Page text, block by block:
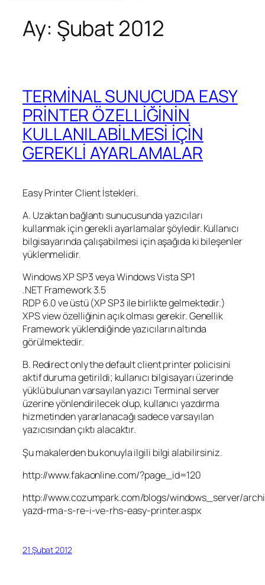
Ay: Şubat 2012
TERMİNAL SUNUCUDA EASY
PRİNTER ÖZELLİĞİNİN
KULLANILABİLMESİ İÇİN
GEREKLİ AYARLAMALAR
Easy Printer Client İstekleri.
A. Uzaktan bağlantı sunucusunda yazıcıları
kullanmak için gerekli ayarlamalar şöyledir. Kullanıcı
bilgisayarında çalışabilmesi için aşağıda ki bileşenler
yüklenmelidir.
Windows XP SP3 veya Windows Vista SP1
.NET Framework 3.5
RDP 6.0 ve üstü (XP SP3 ile birlikte gelmektedir.)
XPS view özelliğinin açık olması gerekir. Genellik
Framework yüklendiğinde yazıcıların altında
görülmektedir.
B. Redirect only the default client printer policisini
aktif duruma getirildi; kullanıcı bilgisayarı üzerinde
yüklü bulunan varsayılan yazıcı Terminal server
üzerine yönlendirilecek olup, kullanıcı yazdırma
hizmetinden yararlanacağı sadece varsayılan
yazıcısından çıktı alacaktır.
Şu makalerden bu konuyla ilgili bilgi alabilirsiniz.
http://www.fakaonline.com/?page_id=120
http://www.cozumpark.com/blogs/windows_server/
yazd-rma-s-re-i-ve-rhs-easy-printer.aspx
21 Şubat 2012